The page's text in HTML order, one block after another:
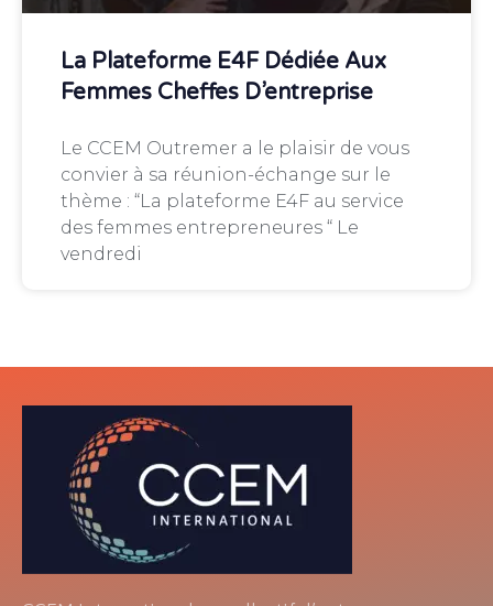
La Plateforme E4F Dédiée Aux
Femmes Cheffes D’entreprise
Le CCEM Outremer a le plaisir de vous
convier à sa réunion-échange sur le
thème : “La plateforme E4F au service
des femmes entrepreneures “ Le
vendredi